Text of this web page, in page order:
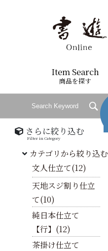
Item Search
商品を探す
さらに絞り込む
Filter in Category
カテゴリから絞り込む
文人仕立て(12)
天地スジ割り仕立
て(10)
純日本仕立て
【行】(12)
茶掛け仕立て